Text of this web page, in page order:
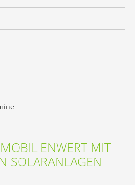
MIT
SOLARANLAGEN